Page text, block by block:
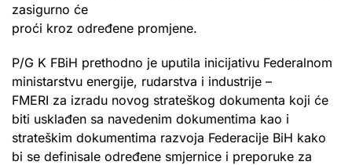
zasigurno će
proći kroz određene promjene.
P/G K FBiH prethodno je uputila inicijativu Federalnom
ministarstvu energije, rudarstva i industrije –
FMERI za izradu novog strateškog dokumenta koji će
biti usklađen sa navedenim dokumentima kao i
strateškim dokumentima razvoja Federacije BiH kako
bi se definisale određene smjernice i preporuke za